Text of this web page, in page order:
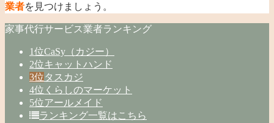
業者を見つけましょう。
家事代行サービス業者ランキング
1位CaSy（カジー）
2位キャットハンド
3位タスカジ
4位 くらしのマーケット
5位アールメイド
ランキング一覧はこちら